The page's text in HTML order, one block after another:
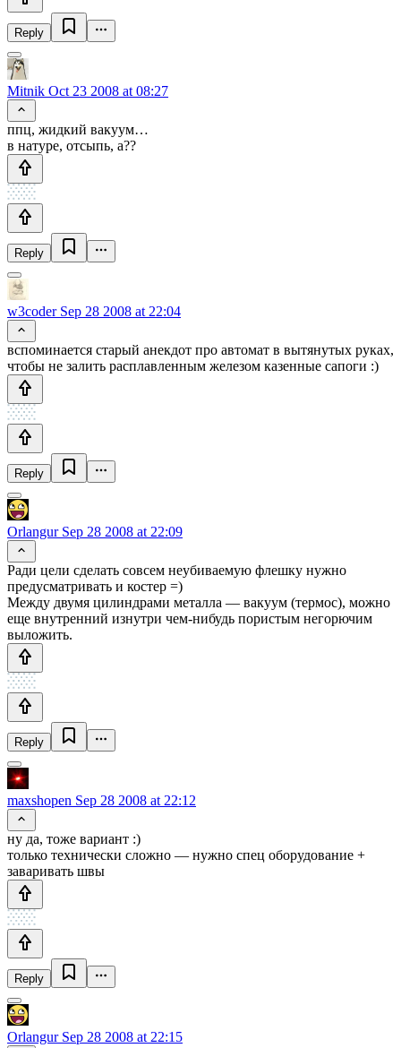
Reply
Mitnik Oct 23 2008 at 08:27
ппц, жидкий вакуум…
в натуре, отсыпь, а??
Reply
w3coderSep 28 2008 at 22:04
вспоминается старый анекдот про автомат в вытянутых руках,
чтобы не залить расплавленным железом казенные сапоги :)
Reply
OrlangurSep 28 2008 at 22:09
Ради цели сделать совсем неубиваемую флешку нужно
предусматривать и костер =)
Между двумя цилиндрами металла — вакуум (термос), можно
еще внутренний изнутри чем-нибудь пористым негорючим
выложить.
Reply
maxshopen Sep 28 2008 at 22:12
ну да, тоже вариант :)
только технически сложно — нужно спец оборудование +
заваривать швы
Reply
OrlangurSep 28 2008 at 22:15